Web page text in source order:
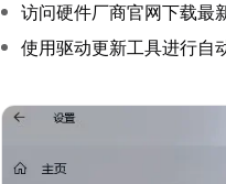
访问硬件厂商官网下载最
使用驱动更新工具进行自